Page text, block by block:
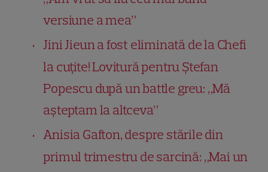
versiune a mea”
Jini Jieun a fost eliminată de la Chefi
la cuțite! Lovitură pentru Ștefan
Popescu după un battle greu: „Mă
așteptam la altceva”
Anisia Gafton, despre stările din
primul trimestru de sarcină: „Mai un